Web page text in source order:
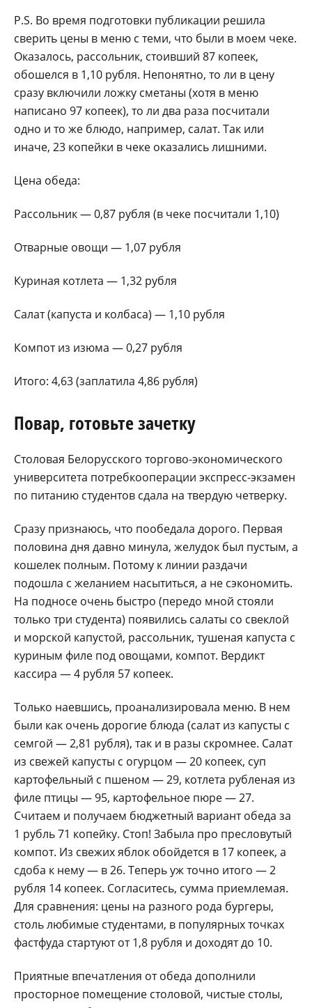
P.S. Во время подготовки публикации решила
сверить цены в меню с теми, что были в моем чеке.
Оказалось, рассольник, стоивший 87 копеек,
обошелся в 1,10 рубля. Непонятно, то ли в цену
сразу включили ложку сметаны (хотя в меню
написано 97 копеек), то ли два раза посчитали
одно и то же блюдо, например, салат. Так или
иначе, 23 копейки в чеке оказались лишними.
Цена обеда:
Рассольник — 0,87 рубля (в чеке посчитали 1,10)
Отварные овощи — 1,07 рубля
Куриная котлета — 1,32 рубля
Салат (капуста и колбаса) — 1,10 рубля
Компот из изюма — 0,27 рубля
Итого: 4,63 (заплатила 4,86 рубля)
Повар, готовьте зачетку
Столовая Белорусского торгово-экономического
университета потребкооперации экспресс-экзамен
по питанию студентов сдала на твердую четверку.
Сразу признаюсь, что пообедала дорого. Первая
половина дня давно минула, желудок был пустым, а
кошелек полным. Потому к линии раздачи
подошла с желанием насытиться, а не сэкономить.
На подносе очень быстро (передо мной стояли
только три студента) появились салаты со свеклой
и морской капустой, рассольник, тушеная капуста с
куриным филе под овощами, компот. Вердикт
кассира — 4 рубля 57 копеек.
Только наевшись, проанализировала меню. В нем
были как очень дорогие блюда (салат из капусты с
семгой — 2,81 рубля), так и в разы скромнее. Салат
из свежей капусты с огурцом — 20 копеек, суп
картофельный с пшеном — 29, котлета рубленая из
филе птицы — 95, картофельное пюре — 27.
Считаем и получаем бюджетный вариант обеда за
1 рубль 71 копейку. Стоп! Забыла про пресловутый
компот. Из свежих яблок обойдется в 17 копеек, а
сдоба к нему — в 26. Теперь уж точно итого — 2
рубля 14 копеек. Согласитесь, сумма приемлемая.
Для сравнения: цены на разного рода бургеры,
столь любимые студентами, в популярных точках
фастфуда стартуют от 1,8 рубля и доходят до 10.
Приятные впечатления от обеда дополнили
просторное помещение столовой, чистые столы,